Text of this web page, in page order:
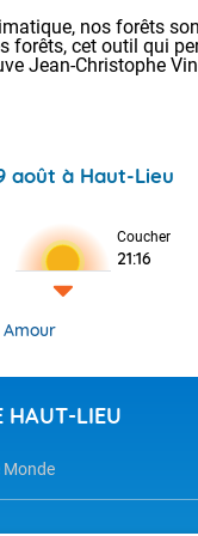
nos forêts
forêts, cet outil qui
Jean-Christophe
août à Haut-Lieu
Coucher
21:16
Amour
HAUT-LIEU
Monde
Voici les
: 12/27 Paris
Clermont-Fd
Limoges :
Lille : 16/34
Temps
Alpes-